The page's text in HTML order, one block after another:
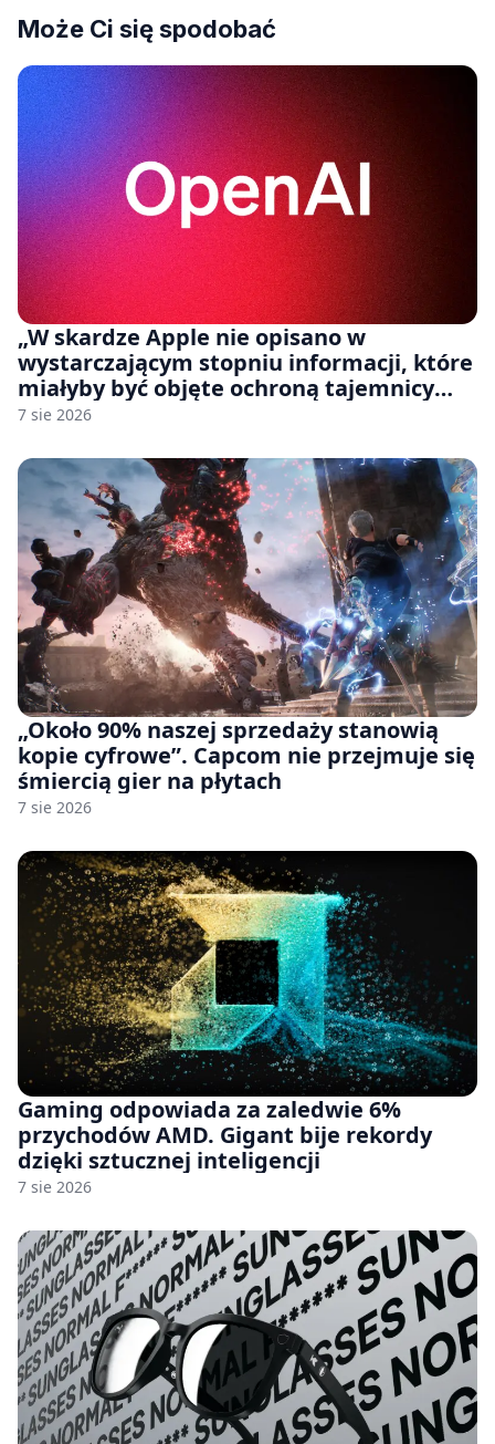
Może Ci się spodobać
„W skardze Apple nie opisano w
wystarczającym stopniu informacji, które
miałyby być objęte ochroną tajemnicy
handlowej”. OpenAI żąda odrzucenia
7 sie 2026
„Około 90% naszej sprzedaży stanowią
kopie cyfrowe”. Capcom nie przejmuje się
śmiercią gier na płytach
7 sie 2026
Gaming odpowiada za zaledwie 6%
przychodów AMD. Gigant bije rekordy
dzięki sztucznej inteligencji
7 sie 2026